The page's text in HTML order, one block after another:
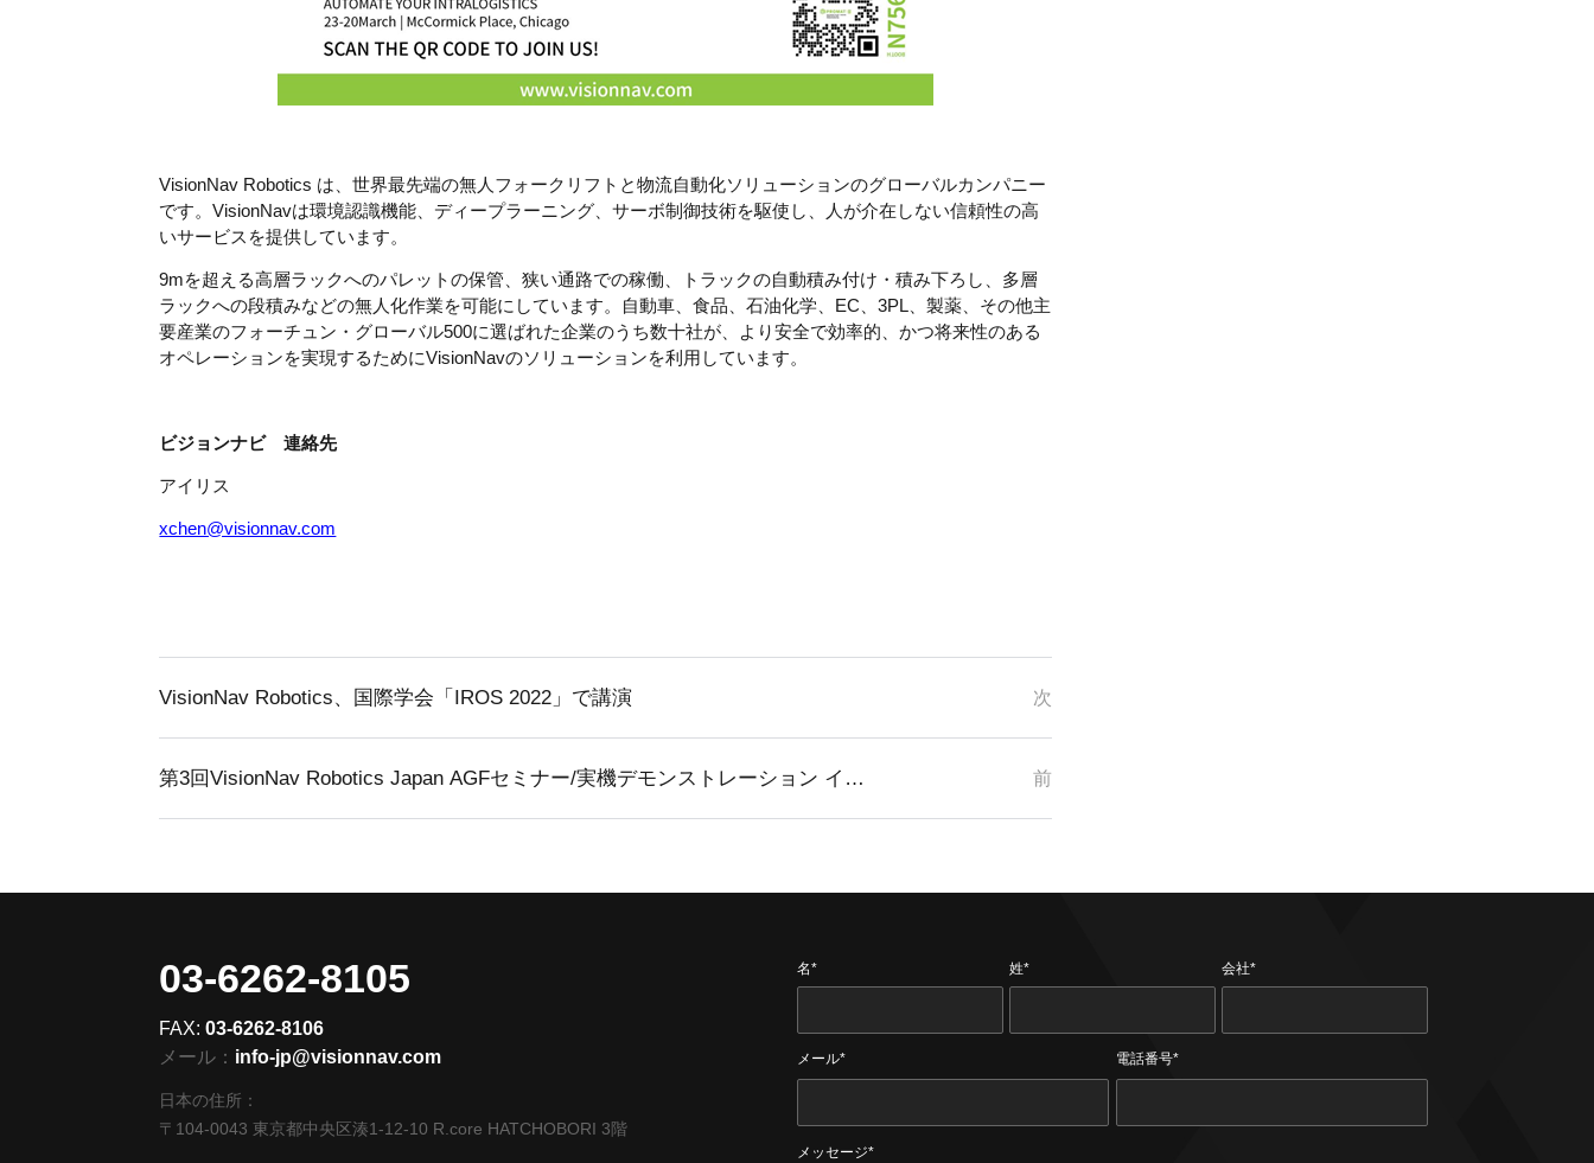
VisionNav Robotics は、世界最先端の無人フォークリフトと物流自動化ソリューションのグローバルカンパニー
です。VisionNavは環境認識機能、ディープラーニング、サーボ制御技術を駆使し、人が介在しない信頼性の高
いサービスを提供しています。
9mを超える高層ラックへのパレットの保管、狭い通路での稼働、トラックの自動積み付け・積み下ろし、多層
ラックへの段積みなどの無人化作業を可能にしています。自動車、食品、石油化学、EC、3PL、製薬、その他主
要産業のフォーチュン・グローバル500に選ばれた企業のうち数十社が、より安全で効率的、かつ将来性のある
オペレーションを実現するためにVisionNavのソリューションを利用しています。
ビジョンナビ 連絡先
アイリス
xchen@visionnav.com
VisionNav Robotics、国際学会「IROS 2022」で講演 次
第3回VisionNav Robotics Japan AGFセミナー/実機デモンストレーション イベント開催のお知らせ 前
03-6262-8105
FAX:03-6262-8106
メール： info-jp@visionnav.com
日本の住所：
〒104-0043 東京都中央区湊1-12-10 R.core HATCHOBORI 3階
名* 姓* 会社*
メール* 電話番号*
メッセージ*